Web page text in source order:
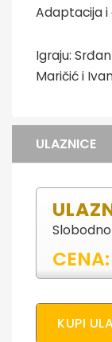
Adaptacija i
Igraju:
Maričić i
ULAZNICE
KUPI